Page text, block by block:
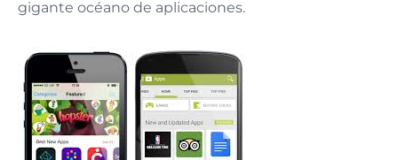
gigante océano de aplicaciones.